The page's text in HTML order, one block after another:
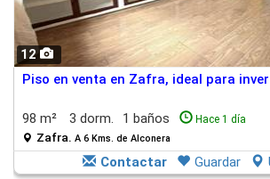
12
Piso en venta en Zafra, ideal para
98 m² 3 dorm. 1 baños Hace 1 día
Zafra. A 6 Kms. de Alconera
Contactar Guardar